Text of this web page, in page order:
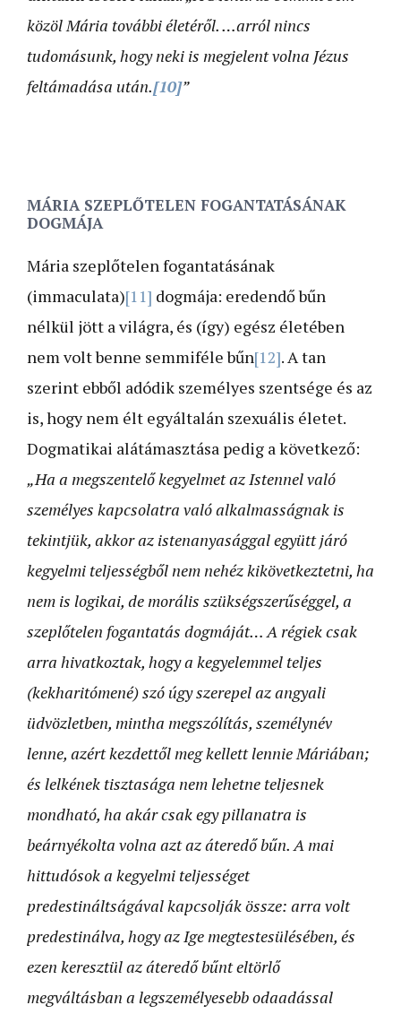
közöl Mária további életéről. …arról nincs
tudomásunk, hogy neki is megjelent volna Jézus
feltámadása után.[10]”
MÁRIA SZEPLŐTELEN FOGANTATÁSÁNAK
DOGMÁJA
Mária szeplőtelen fogantatásának
(immaculata)[11] dogmája: eredendő bűn
nélkül jött a világra, és (így) egész életében
nem volt benne semmiféle bűn[12]. A tan
szerint ebből adódik személyes szentsége és az
is, hogy nem élt egyáltalán szexuális életet.
Dogmatikai alátámasztása pedig a következő:
„Ha a megszentelő kegyelmet az Istennel való
személyes kapcsolatra való alkalmasságnak is
tekintjük, akkor az istenanyasággal együtt járó
kegyelmi teljességből nem nehéz kikövetkeztetni, ha
nem is logikai, de morális szükségszerűséggel, a
szeplőtelen fogantatás dogmáját… A régiek csak
arra hivatkoztak, hogy a kegyelemmel teljes
(kekharitómené) szó úgy szerepel az angyali
üdvözletben, mintha megszólítás, személynév
lenne, azért kezdettől meg kellett lennie Máriában;
és lelkének tisztasága nem lehetne teljesnek
mondható, ha akár csak egy pillanatra is
beárnyékolta volna azt az áteredő bűn. A mai
hittudósok a kegyelmi teljességet
predestináltságával kapcsolják össze: arra volt
predestinálva, hogy az Ige megtestesülésében, és
ezen keresztül az áteredő bűnt eltörlő
megváltásban a legszemélyesebb odaadással